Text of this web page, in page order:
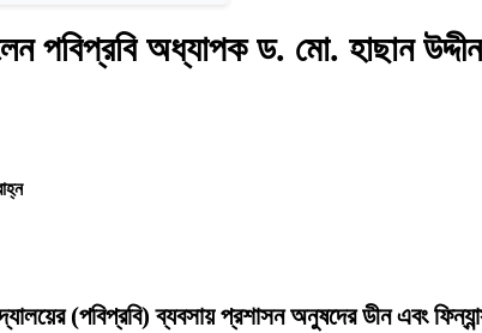
পবিপ্রবি অধ্যাপক ড. মো. হাছান উদ্দীন
(পবিপ্রবি) ব্যবসায় প্রশাসন অনুষদের ডীন এবং